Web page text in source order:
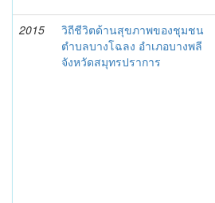
2015
วิถีชีวิตด้านสุขภาพของชุมชน
ตำบลบางโฉลง อำเภอบางพลี
จังหวัดสมุทรปราการ